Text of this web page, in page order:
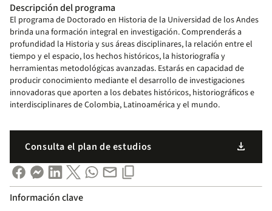
Descripción del programa
El programa de Doctorado en Historia de la Universidad de los Andes
brinda una formación integral en investigación. Comprenderás a
profundidad la Historia y sus áreas disciplinares, la relación entre el
tiempo y el espacio, los hechos históricos, la historiografía y
herramientas metodológicas avanzadas. Estarás en capacidad de
producir conocimiento mediante el desarrollo de investigaciones
innovadoras que aporten a los debates históricos, historiográficos e
interdisciplinares de Colombia, Latinoamérica y el mundo.
Consulta el plan de estudios download
Información clave